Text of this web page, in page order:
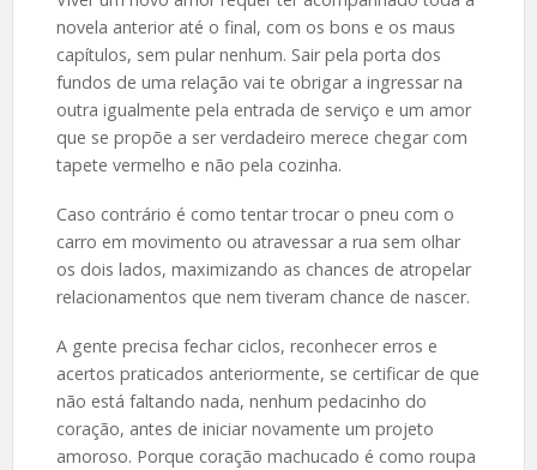
novela anterior até o final, com os bons e os maus
capítulos, sem pular nenhum. Sair pela porta dos
fundos de uma relação vai te obrigar a ingressar na
outra igualmente pela entrada de serviço e um amor
que se propõe a ser verdadeiro merece chegar com
tapete vermelho e não pela cozinha.
Caso contrário é como tentar trocar o pneu com o
carro em movimento ou atravessar a rua sem olhar
os dois lados, maximizando as chances de atropelar
relacionamentos que nem tiveram chance de nascer.
A gente precisa fechar ciclos, reconhecer erros e
acertos praticados anteriormente, se certificar de que
não está faltando nada, nenhum pedacinho do
coração, antes de iniciar novamente um projeto
amoroso. Porque coração machucado é como roupa